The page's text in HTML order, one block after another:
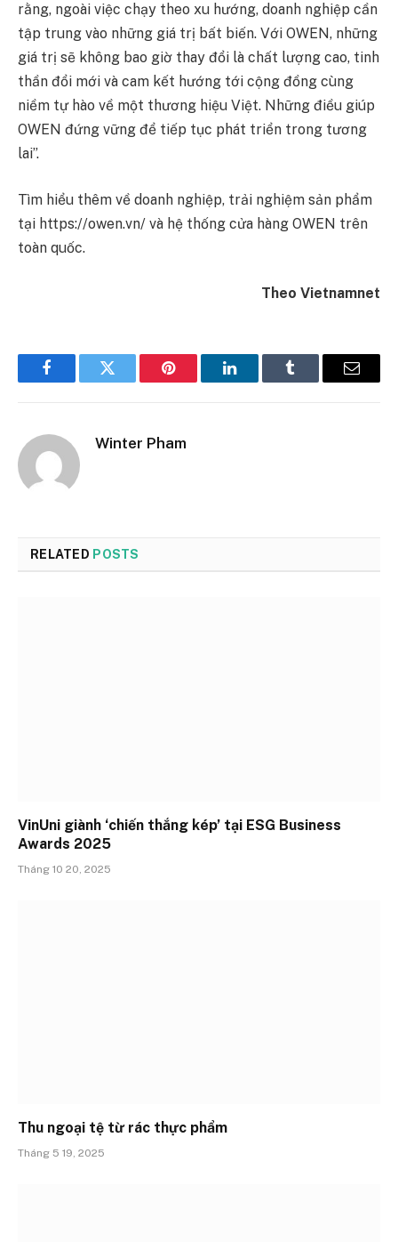
rằng, ngoài việc chạy theo xu hướng, doanh nghiệp cần
tập trung vào những giá trị bất biến. Với OWEN, những
giá trị sẽ không bao giờ thay đổi là chất lượng cao, tinh
thần đổi mới và cam kết hướng tới cộng đồng cùng
niềm tự hào về một thương hiệu Việt. Những điều giúp
OWEN đứng vững để tiếp tục phát triển trong tương
lai”.
Tìm hiểu thêm về doanh nghiệp, trải nghiệm sản phẩm
tại https://owen.vn/ và hệ thống cửa hàng OWEN trên
toàn quốc.
Theo Vietnamnet
FacebookTwitter Pinterest LinkedInTumblr Email
Winter Pham
RELATED POSTS
VinUni giành ‘chiến thắng kép’ tại ESG Business
Awards 2025
Tháng 10 20, 2025
Thu ngoại tệ từ rác thực phẩm
Tháng 5 19, 2025